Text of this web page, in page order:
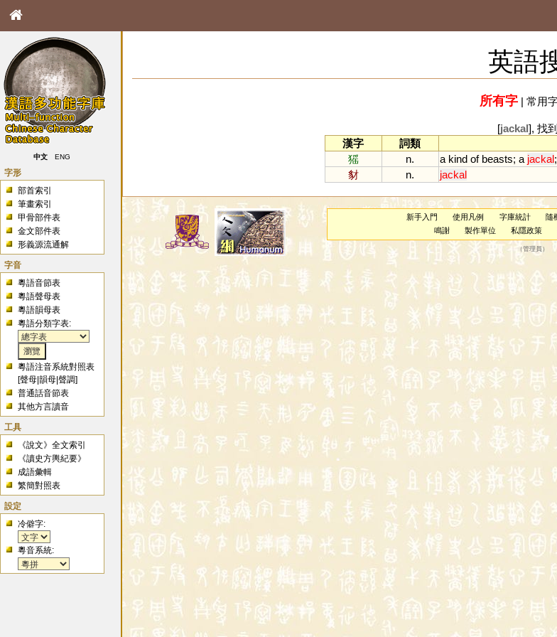
中文 ENG
字形
部首索引
筆畫索引
甲骨部件表
金文部件表
形義源流通解
字音
粵語音節表
粵語聲母表
粵語韻母表
粵語分類字表:
粵語注音系統對照表
[聲母 |韻母 |聲調]
普通話音節表
其他方言讀音
工具
《說文》全文索引
《讀史方輿紀要》
成語彙輯
繁簡對照表
設定
冷僻字:
粵音系統:
英語
所有字| 常用
[jackal], 找
漢字
詞類
猺
n. a kind of beasts; a jackal;
豺
n. jackal
新手入門 使用凡例 字庫統計 隨
鳴謝
製作單位 私隱政策
（管理員 ）